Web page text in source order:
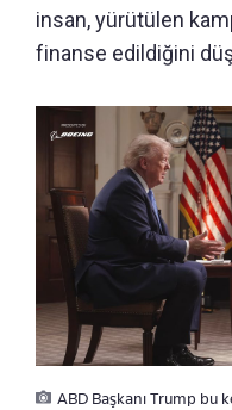
insan, yürütülen
finanse edildiğini
ABD Başkanı Trump bu